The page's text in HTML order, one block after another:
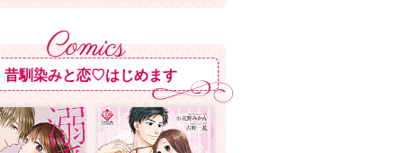
昔馴染みと恋♡はじめます